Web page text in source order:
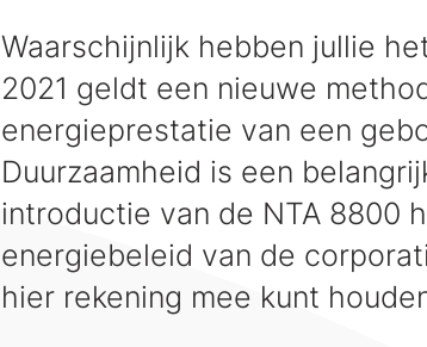
Waarschijnlijk hebben jullie
2021 geldt een nieuwe
energieprestatie van een
Duurzaamheid is een
introductie van de NTA 8800
energiebeleid van de
hier rekening mee kunt